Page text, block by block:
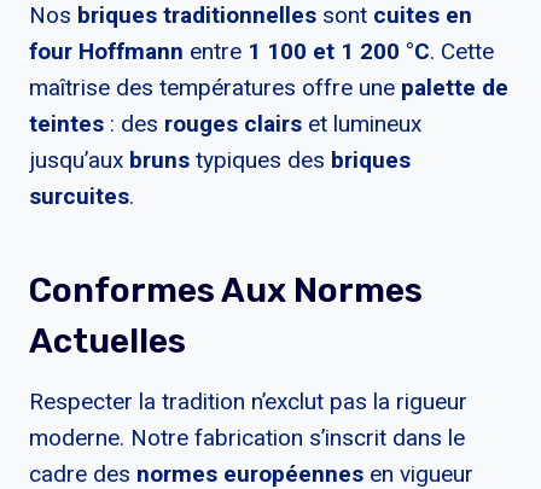
Nos briques traditionnelles sont cuites en
four Hoffmann entre 1 100 et 1 200 °C. Cette
maîtrise des températures offre une palette de
teintes : des rouges clairs et lumineux
jusqu’aux bruns typiques des briques
surcuites.
Conformes Aux Normes
Actuelles
Respecter la tradition n’exclut pas la rigueur
moderne. Notre fabrication s’inscrit dans le
cadre des normes européennes en vigueur